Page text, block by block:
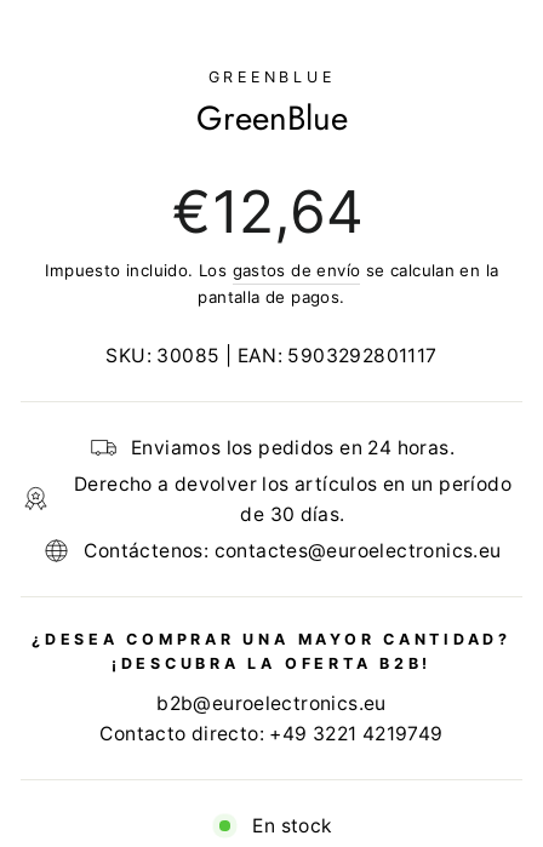
GREENBLUE
GreenBlue
regular
€12,64
Impuesto incluido. Los gastos de envío se calculan en la
pantalla de pagos.
SKU: 30085 | EAN: 5903292801117
Enviamos los pedidos en 24 horas.
Derecho a devolver los artículos en un período
de 30 días.
Contáctenos: contactes@euroelectronics.eu
¿DESEA COMPRAR UNA MAYOR CANTIDAD?
¡DESCUBRA LA OFERTA B2B!
b2b@euroelectronics.eu
Contacto directo: +49 3221 4219749
En stock